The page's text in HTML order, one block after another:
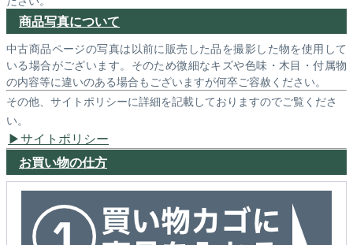
商品写真について
中古商品ページの写真は以前に販売した品を撮影した物を使用して
いる場合がございます。そのため微細なキズや色味・木目・付属物
の内容等に違いのある場合もございますが何卒ご容赦ください。
その他、サイトポリシーに詳細を記載しておりますのでご覧くださ
い。
サイトポリシー
お買い物の仕方